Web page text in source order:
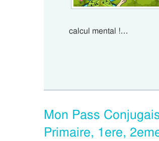
calcul mental !…
Mon Pass
Primaire, 1ere,